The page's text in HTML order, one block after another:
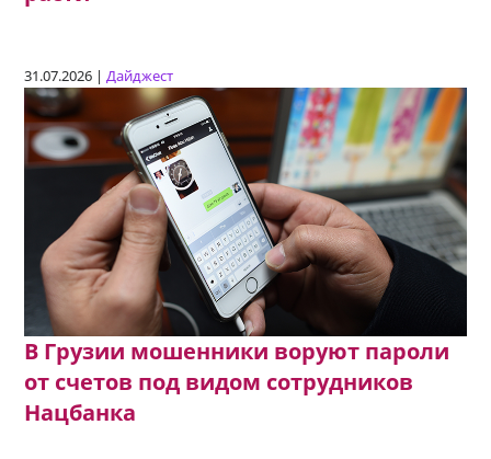
31.07.2026 |Дайджест
В Грузии мошенники воруют пароли
от счетов под видом сотрудников
Нацбанка